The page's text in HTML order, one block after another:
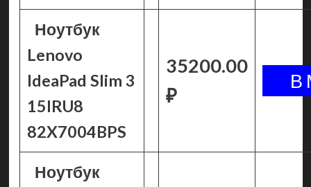
Ноутбук
Lenovo
IdeaPad Slim 3
15IRU8
82X7004BPS
35200.00
₽
Ноутбук